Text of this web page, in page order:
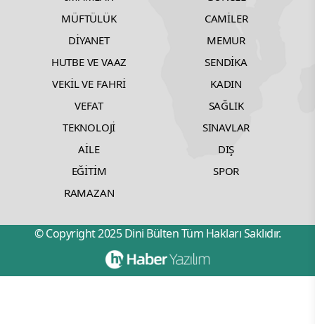
MÜFTÜLÜK
CAMİLER
DİYANET
MEMUR
HUTBE VE VAAZ
SENDİKA
VEKİL VE FAHRİ
KADIN
VEFAT
SAĞLIK
TEKNOLOJİ
SINAVLAR
AİLE
DIŞ
EĞİTİM
SPOR
RAMAZAN
© Copyright 2025 Dini Bülten Tüm Hakları Saklıdır.